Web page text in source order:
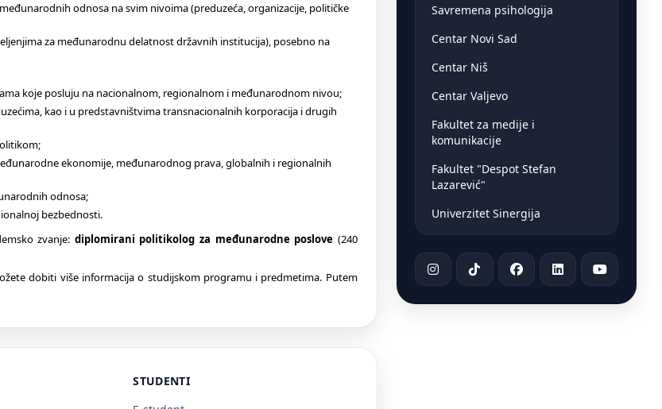
odnosa na svim nivoima (preduzeća, organizacije, političke
za međunarodnu delatnost državnih institucija), posebno na
koje posluju na nacionalnom, regionalnom i međunarodnom nivou;
kao i u predstavništvima transnacionalnih korporacija i drugih
ekonomije, međunarodnog prava, globalnih i regionalnih
odnosa;
bezbednosti.
zvanje: diplomirani politikolog za međunarodne poslove (240
dobiti više informacija o studijskom programu i predmetima. Putem
STUDENTI
Savremena psihologija
Centar Novi Sad
Centar Niš
Centar Valjevo
Fakultet za medije i
komunikacije
Fakultet "Despot Stefan
Lazarević"
Univerzitet Sinergija